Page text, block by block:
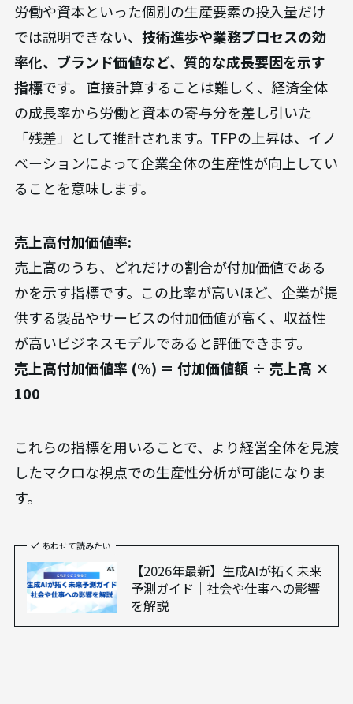
労働や資本といった個別の生産要素の投入量だけ
では説明できない、 技術進歩や業務プロセスの効
率化、ブランド価値など、質的な成長要因を示す
指標です。 直接計算することは難しく、経済全体
の成長率から労働と資本の寄与分を差し引いた
「残差」として推計されます。TFPの上昇は、イノ
ベーションによって企業全体の生産性が向上してい
ることを意味します。
売上高付加価値率:
売上高のうち、どれだけの割合が付加価値である
かを示す指標です。この比率が高いほど、企業が提
供する製品やサービスの付加価値が高く、収益性
が高いビジネスモデルであると評価できます。
売上高付加価値率 (%) ＝ 付加価値額 ÷ 売上高 ×
100
これらの指標を用いることで、より経営全体を見渡
したマクロな視点での生産性分析が可能になりま
す。
あわせて読みたい
【2026年最新】生成AIが拓く未来
予測ガイド｜社会や仕事への影響
を解説